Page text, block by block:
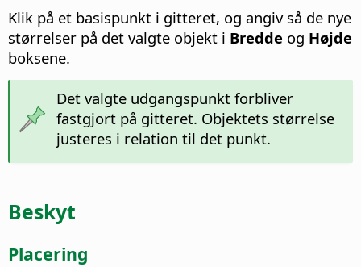
Klik på et basispunkt i gitteret, og angiv så de nye
størrelser på det valgte objekt i Bredde og Højde
boksene.
Det valgte udgangspunkt forbliver
fastgjort på gitteret. Objektets størrelse
justeres i relation til det punkt.
Beskyt
Placering